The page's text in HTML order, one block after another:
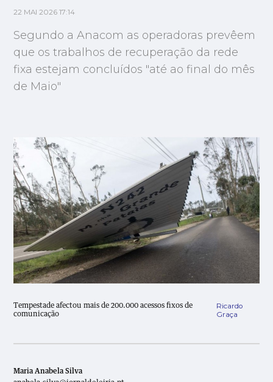
22 MAI 2026 17:14
Segundo a Anacom as operadoras prevêem
que os trabalhos de recuperação da rede
fixa estejam concluídos "até ao final do mês
de Maio"
Tempestade afectou mais de 200.000 acessos fixos de
comunicação
Ricardo
Graça
Maria Anabela Silva